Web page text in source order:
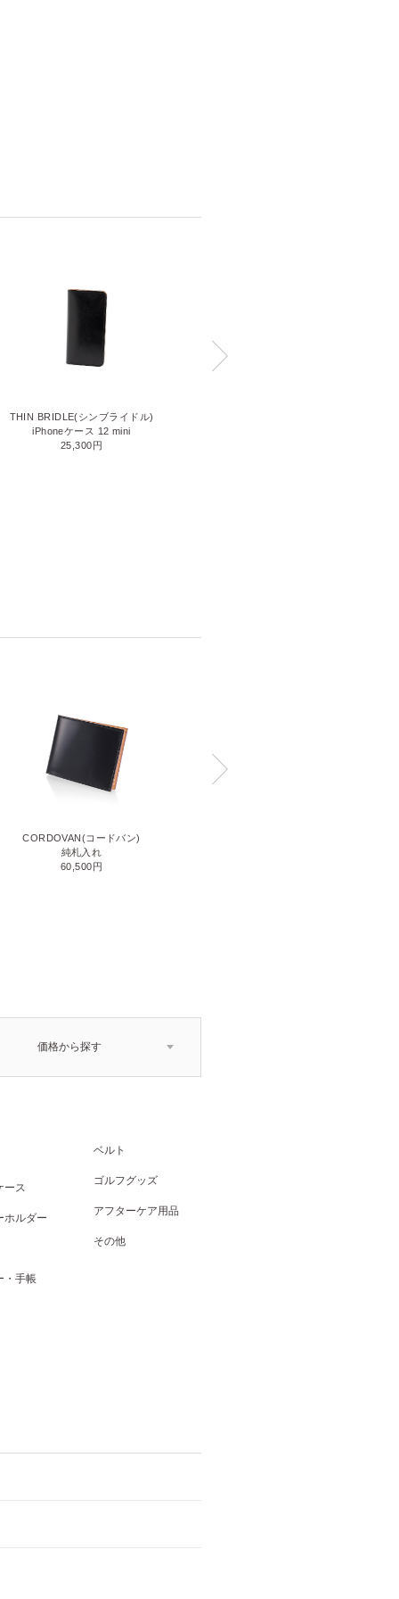
THIN BRIDLE(シンブライドル)
iPhoneケース 12 mini
25,300円
CORDOVAN(コードバン)
純札入れ
60,500円
価格から探す
ース
ホルダー
・手帳
ベルト
ゴルフグッズ
アフターケア用品
その他